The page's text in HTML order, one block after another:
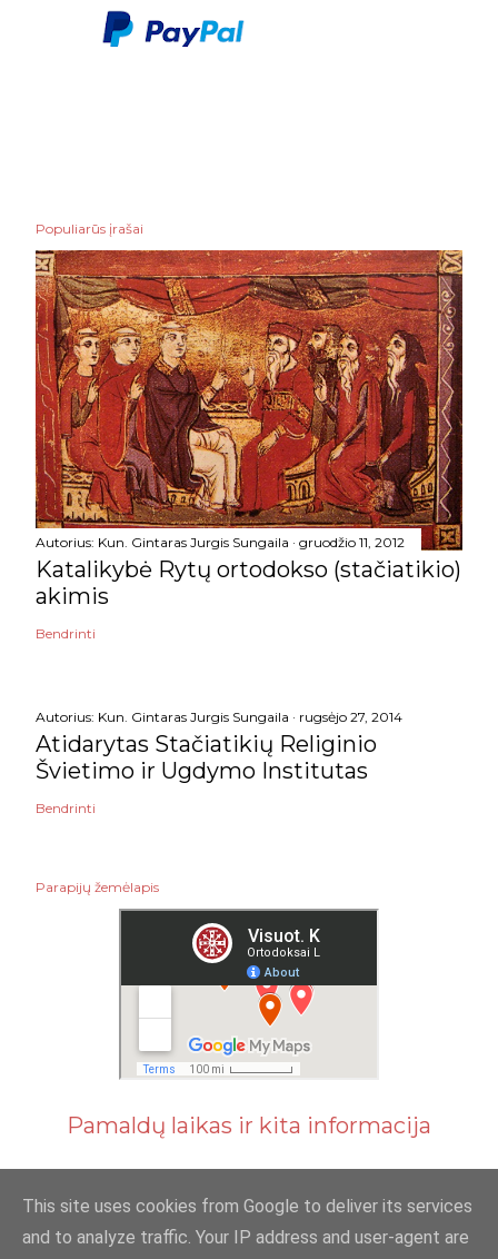
Populiarūs įrašai
Autorius: Kun. Gintaras Jurgis Sungaila gruodžio 11, 2012
Katalikybė Rytų ortodokso (stačiatikio)
akimis
Bendrinti
Autorius: Kun. Gintaras Jurgis Sungaila rugsėjo 27, 2014
Atidarytas Stačiatikių Religinio
Švietimo ir Ugdymo Institutas
Bendrinti
Parapijų žemėlapis
Pamaldų laikas ir kita informacija
This site uses cookies from Google to deliver its services
and to analyze traffic. Your IP address and user-agent are